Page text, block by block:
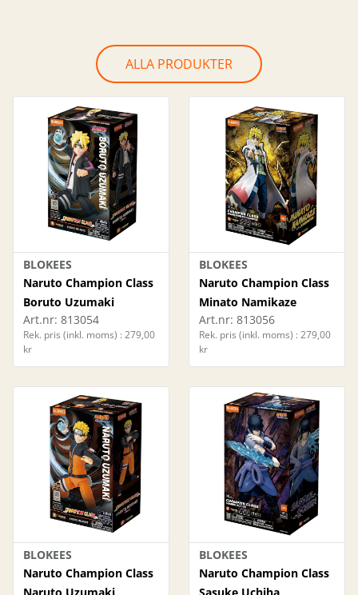
ALLA PRODUKTER
BLOKEES
Naruto Champion Class
Boruto Uzumaki
Art.nr: 813054
Rek. pris (inkl. moms) : 279,00
kr
BLOKEES
Naruto Champion Class
Minato Namikaze
Art.nr: 813056
Rek. pris (inkl. moms) : 279,00
kr
BLOKEES
Naruto Champion Class
Naruto Uzumaki
BLOKEES
Naruto Champion Class
Sasuke Uchiha